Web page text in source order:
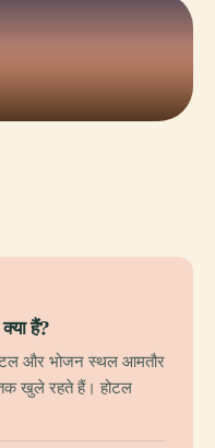
हैं?
और भोजन स्थल आमतौर
खुले रहते हैं। होटल